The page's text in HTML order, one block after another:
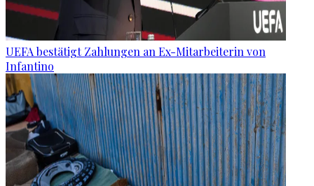
UEFA bestätigt Zahlungen an Ex-Mitarbeiterin von
Infantino